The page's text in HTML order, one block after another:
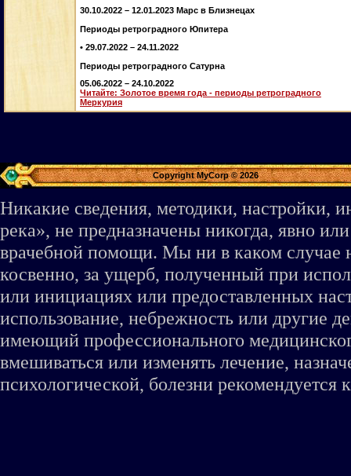
30.10.2022 – 12.01.2023 Марс в Близнецах
Периоды ретроградного Юпитера
• 29.07.2022 – 24.11.2022
Периоды ретроградного Сатурна
05.06.2022 – 24.10.2022
Читайте: Золотое время года - периоды ретроградного
Меркурия
Copyright MyCorp © 2026
Никакие сведения, методики, настройки,
река», не предназначены никогда, явно
врачебной помощи. Мы ни в каком случае
косвенно, за ущерб, полученный при
или инициациях или предоставленных
использование, небрежность или другие
имеющий профессионального
вмешиваться или изменять лечение,
психологической, болезни рекомендуется